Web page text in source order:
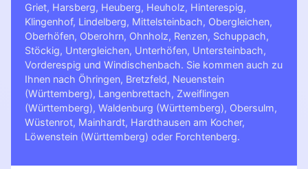
Griet, Harsberg, Heuberg, Heuholz, Hinterespig,
Klingenhof, Lindelberg, Mittelsteinbach, Obergleichen,
Oberhöfen, Oberohrn, Ohnholz, Renzen, Schuppach,
Stöckig, Untergleichen, Unterhöfen, Untersteinbach,
Vorderespig und Windischenbach. Sie kommen auch zu
Ihnen nach Öhringen, Bretzfeld, Neuenstein
(Württemberg), Langenbrettach, Zweiflingen
(Württemberg), Waldenburg (Württemberg), Obersulm,
Wüstenrot, Mainhardt, Hardthausen am Kocher,
Löwenstein (Württemberg) oder Forchtenberg.